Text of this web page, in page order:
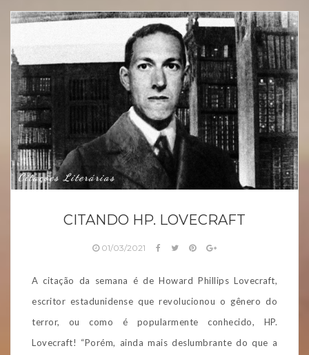
Citações Literárias
CITANDO HP. LOVECRAFT
01/03/2021
A citação da semana é de Howard Phillips Lovecraft,
escritor estadunidense que revolucionou o gênero do
terror, ou como é popularmente conhecido, HP.
Lovecraft! “Porém, ainda mais deslumbrante do que a